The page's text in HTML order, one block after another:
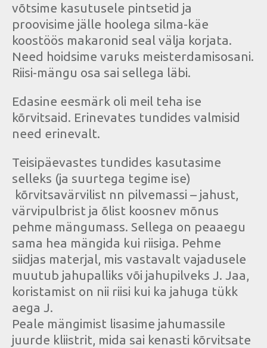
võtsime kasutusele pintsetid ja
proovisime jälle hoolega silma-käe
koostöös makaronid seal välja korjata.
Need hoidsime varuks meisterdamisosani.
Riisi-mängu osa sai sellega läbi.
Edasine eesmärk oli meil teha ise
kõrvitsaid. Erinevates tundides valmisid
need erinevalt.
Teisipäevastes tundides kasutasime
selleks (ja suurtega tegime ise)
kõrvitsavärvilist nn pilvemassi – jahust,
värvipulbrist ja õlist koosnev mõnus
pehme mängumass. Sellega on peaaegu
sama hea mängida kui riisiga. Pehme
siidjas materjal, mis vastavalt vajadusele
muutub jahupalliks või jahupilveks J. Jaa,
koristamist on nii riisi kui ka jahuga tükk
aega J.
Peale mängimist lisasime jahumassile
juurde kliistrit, mida sai kenasti kõrvitsate